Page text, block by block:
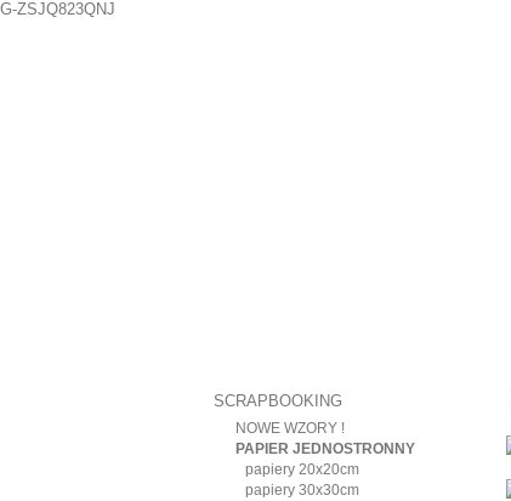
G-ZSJQ823QNJ
SCRAPBOOKING
NOWE WZORY !
PAPIER JEDNOSTRONNY
papiery 20x20cm
papiery 30x30cm